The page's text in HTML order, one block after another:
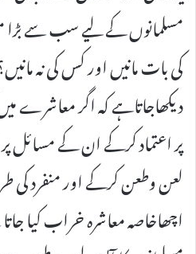
مسلمانوں کے لیے سب سے
کی بات مانیں اور کس کی نہ
دیکھاجاتاہے کہ اگر
پر اعتماد کرکے ان کے مسائل
لعن وطعن کرکے اور منفرد
اچھاخاصہ معاشرہ خراب کیا